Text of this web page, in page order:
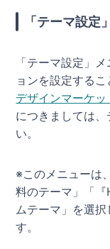
「テーマ設定
「テーマ設定」
ョンを設定するこ
デザインマーケッ
につきましては
い。
※このメニューは
料のテーマ」「
ムテーマ」を選
す。